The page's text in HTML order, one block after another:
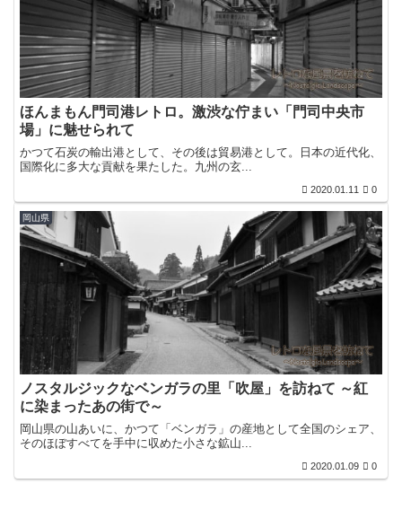
ほんまもん門司港レトロ。激渋な佇まい「門司中央市
場」に魅せられて
かつて石炭の輸出港として、その後は貿易港として。日本の近代化、
国際化に多大な貢献を果たした。九州の玄...
2020.01.11 0
岡山県
ノスタルジックなベンガラの里「吹屋」を訪ねて ～紅
に染まったあの街で～
岡山県の山あいに、かつて「ベンガラ」の産地として全国のシェア、
そのほぼすべてを手中に収めた小さな鉱山...
2020.01.09 0